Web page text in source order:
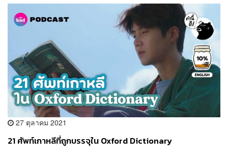
27 ตุลาคม 2021
21 ศัพท์เกาหลีที่ถูกบรรจุใน Oxford Dictionary